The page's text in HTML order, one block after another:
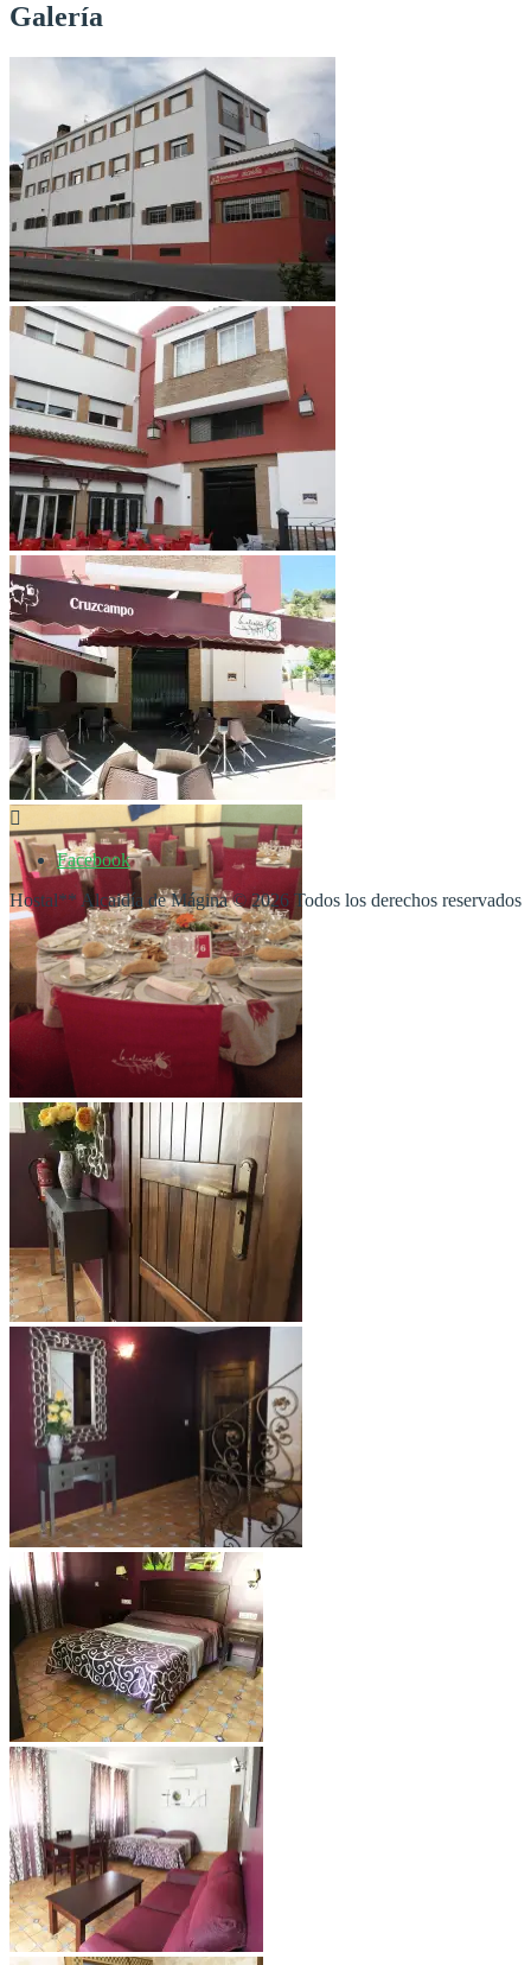
Galería
Facebook
Hostal** Alcaidía de Mágina © 2026 Todos los derechos reservados